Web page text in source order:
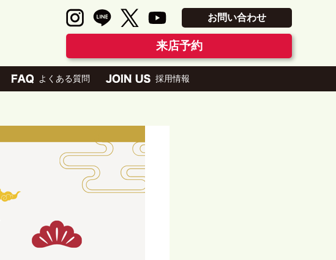
お問い合わせ
来店予約
よくある質問 採用情報